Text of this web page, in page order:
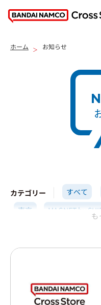
ホーム お知らせ
カテゴリー すべて
東京
MAGNET by
大阪梅田
イオンモー